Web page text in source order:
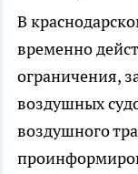
В
временно
ограничения,
воздушных
воздушного